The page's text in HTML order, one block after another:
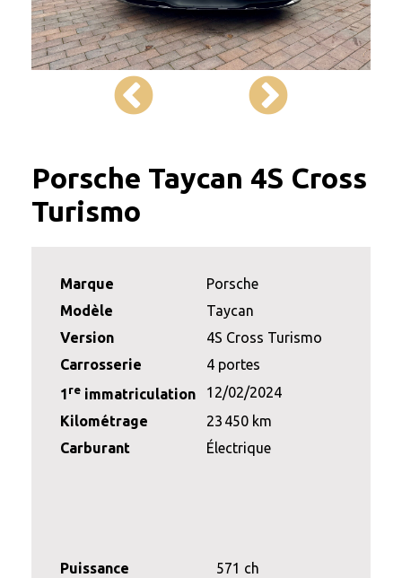
Porsche Taycan 4S Cross
Turismo
Marque
Porsche
Modèle
Taycan
Version
4S Cross Turismo
Carrosserie
4 portes
1 re immatriculation
12/02/2024
Kilométrage
23 450 km
Carburant
Électrique
Puissance
571 ch